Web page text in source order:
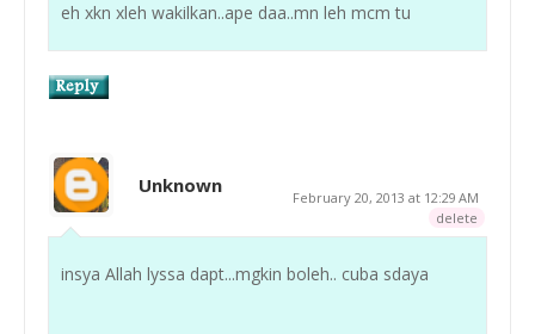
eh xkn xleh wakilkan..ape daa..mn leh mcm tu
Unknown
February 20, 2013 at 12:29 AM
delete
insya Allah lyssa dapt...mgkin boleh.. cuba sdaya